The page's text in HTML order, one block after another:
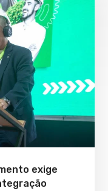
exige